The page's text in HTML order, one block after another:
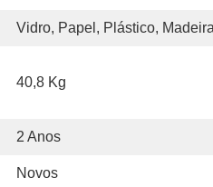
Vidro, Papel, Plástico, Madeira
40,8 Kg
2 Anos
Novos